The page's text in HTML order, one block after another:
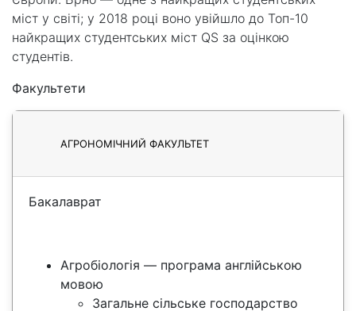
міст у світі; у 2018 році воно увійшло до Топ-10
найкращих студентських міст QS за оцінкою
студентів.
Факультети
АГРОНОМІЧНИЙ ФАКУЛЬТЕТ
Бакалаврат
Агробіологія — програма англійською
мовою
Загальне сільське господарство